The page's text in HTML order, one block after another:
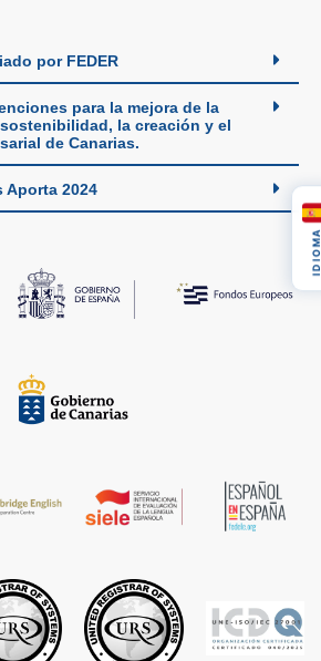
por FEDER
para la mejora de la
la creación y el
de Canarias.
Aporta 2024
IDIOMA